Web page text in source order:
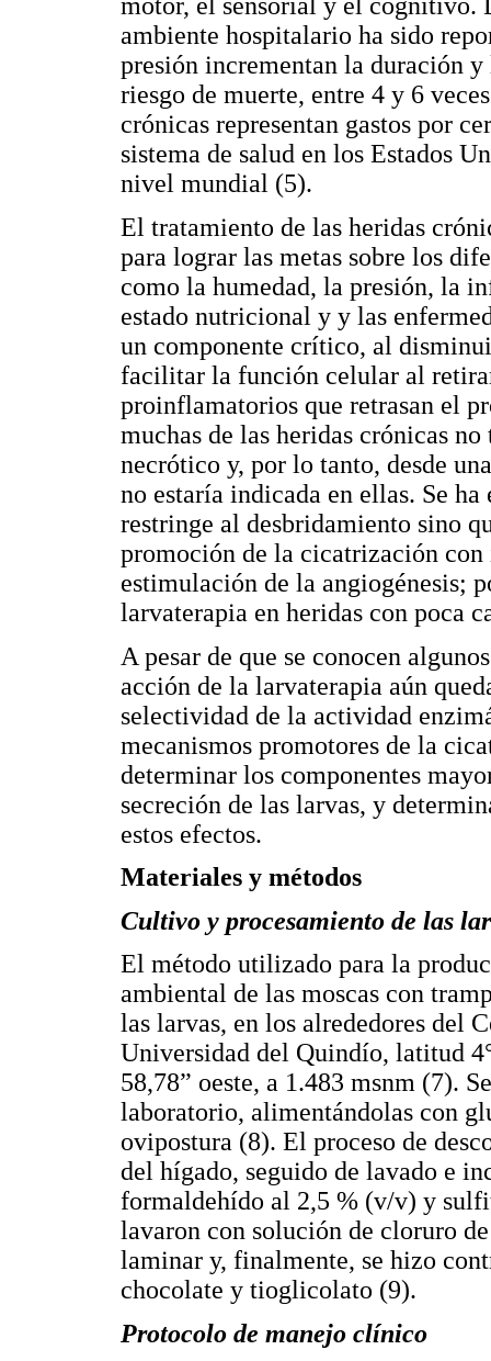
motor, el sensorial y el cognitivo.
ambiente hospitalario ha sido
presión incrementan la duración
riesgo de muerte, entre 4 y 6
crónicas representan gastos por
sistema de salud en los Estados
nivel mundial (5).
El tratamiento de las heridas
para lograr las metas sobre los
como la humedad, la presión, la
estado nutricional y y las
un componente crítico, al
facilitar la función celular al
proinflamatorios que retrasan el
muchas de las heridas crónicas
necrótico y, por lo tanto, desde
no estaría indicada en ellas. Se
restringe al desbridamiento sino
promoción de la cicatrización
estimulación de la angiogénesis;
larvaterapia en heridas con poca
A pesar de que se conocen
acción de la larvaterapia aún
selectividad de la actividad
mecanismos promotores de la
determinar los componentes
secreción de las larvas, y
estos efectos.
Materiales y métodos
Cultivo y procesamiento de las
El método utilizado para la
ambiental de las moscas con
las larvas, en los alrededores del
Universidad del Quindío, latitud
58,78” oeste, a 1.483 msnm (7).
laboratorio, alimentándolas con
ovipostura (8). El proceso de
del hígado, seguido de lavado e
formaldehído al 2,5 % (v/v) y
lavaron con solución de cloruro
laminar y, finalmente, se hizo
chocolate y tioglicolato (9).
Protocolo de manejo clínico